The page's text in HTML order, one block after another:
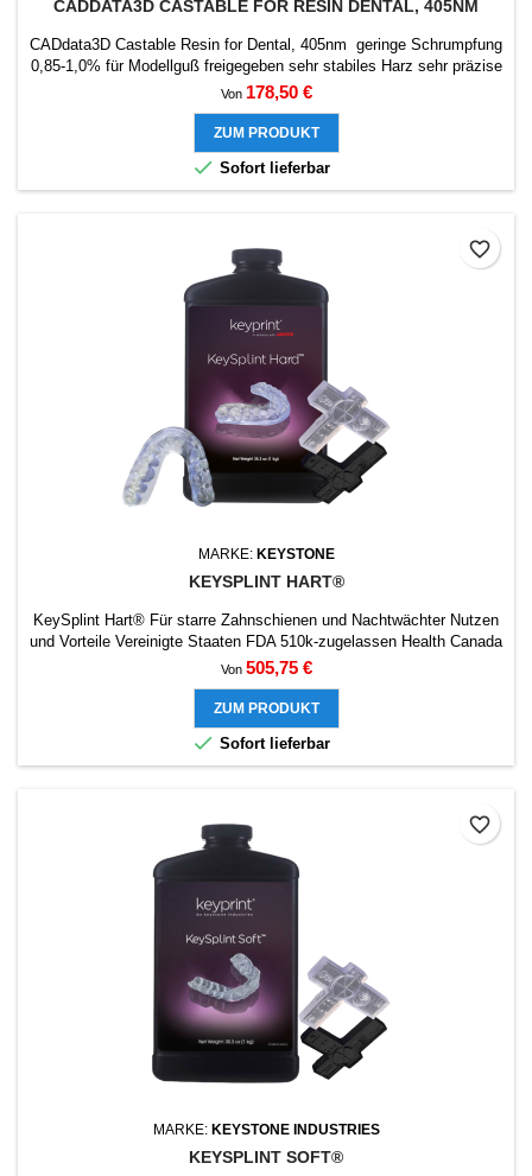
CADDATA3D CASTABLE FOR RESIN DENTAL, 405NM
CADdata3D Castable Resin for Dental, 405nm geringe Schrumpfung
0,85-1,0% für Modellguß freigegeben sehr stabiles Harz sehr präzise
und hohe Druckgenauigkeit sehr wenig Asche und Rückstände beim
austreiben für Modellguß und Zahnkrone Passend für alle Epax 3D-
Dentaldrucker Prüfsiegel von CADdata3D Getestet und freigegebene
Einbettmassen Modellguß mit...
Von Preis
178,50 €
ZUM PRODUKT
 Sofort lieferbar
MARKE: KEYSTONE
KEYSPLINT HART®
KeySplint Hart® Für starre Zahnschienen und Nachtwächter Nutzen
und Vorteile Vereinigte Staaten FDA 510k-zugelassen Health Canada
genehmigt CE-Kennzeichnung (Klasse IIA) Unübertroffene Stärke
Schmutzabweisend Hohe Abriebfestigkeit Retainer Posttraumatische
Zahnimmobilisierung DOWNLOAD PRESETS KEYPRINT
Von Preis
505,75 €
ZUM PRODUKT
 Sofort lieferbar
favorite_border
MARKE: KEYSTONE INDUSTRIES
KEYSPLINT SOFT®
favorite_border